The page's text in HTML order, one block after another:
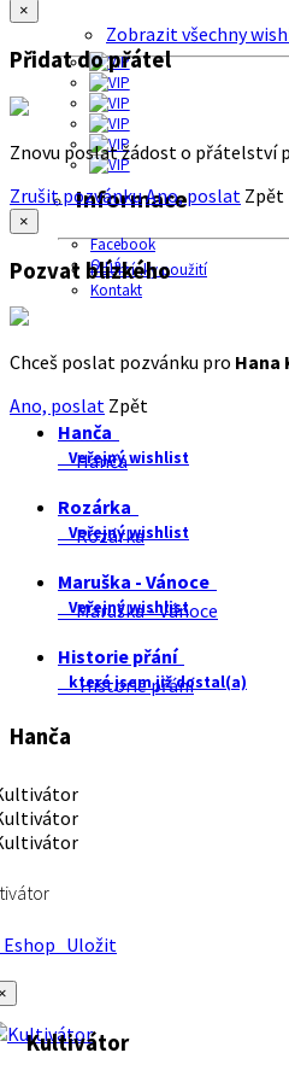
Zobrazit všechny
Informace
Facebook
O nás
Podmínky použití
Kontakt
×
Přidat do přátel
Znovu poslat žádost o přátelství
Zrušit pozvánkuAno, poslat Zpět
×
Pozvat blízkého
Chceš poslat pozvánku pro Hana
Ano, poslat Zpět
Hanča
Veřejný wishlist
Hanča
Rozárka
Veřejný wishlist
Rozárka
Maruška - Vánoce
Veřejný wishlist
Maruška - Vánoce
Historie přání
které jsem již dostal(a)
Historie přání
Hanča
Uložit
Kultivátor